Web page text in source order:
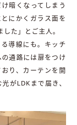
暗くなってしまう
にかくガラス面を
た」とご主人。
導線にも。キッチ
通路には扉をつけ
り、カーテンを開
がLDKまで届き、